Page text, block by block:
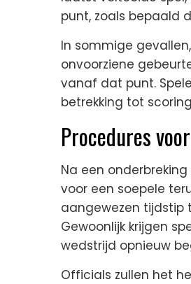
punt, zoals bepaald
In sommige
onvoorziene
vanaf dat punt.
betrekking tot
Procedures
Na een
voor een soepele
aangewezen
Gewoonlijk krijgen
wedstrijd opnieuw
Officials zullen het